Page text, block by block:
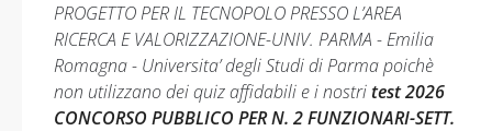
PROGETTO PER IL TECNOPOLO PRESSO L’AREA
RICERCA E VALORIZZAZIONE-UNIV. PARMA - Emilia
Romagna - Universita’ degli Studi di Parma poichè
non utilizzano dei quiz affidabili e i nostri test 2026
CONCORSO PUBBLICO PER N. 2 FUNZIONARI-SETT.